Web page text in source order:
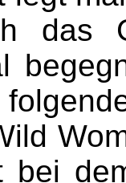
das
bei